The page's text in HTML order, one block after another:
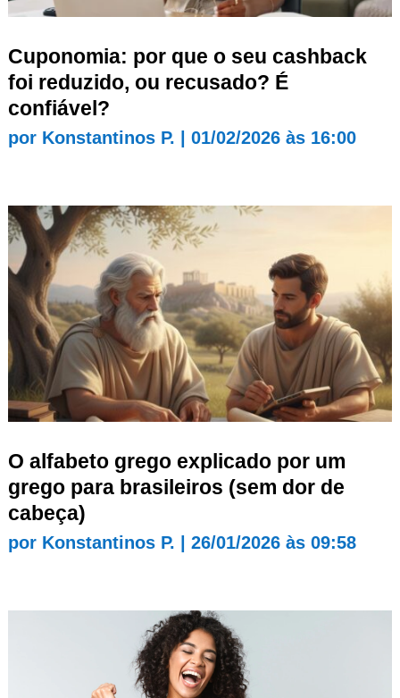
Cuponomia: por que o seu cashback
foi reduzido, ou recusado? É
confiável?
por Konstantinos P. 01/02/2026 às 16:00
O alfabeto grego explicado por um
grego para brasileiros (sem dor de
cabeça)
por Konstantinos P. 26/01/2026 às 09:58